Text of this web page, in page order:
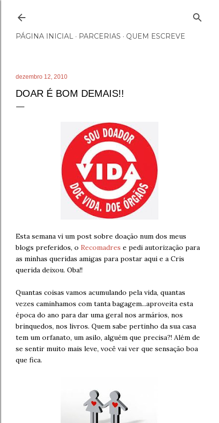
PÁGINA INICIAL PARCERIAS QUEM ESCREVE
dezembro 12, 2010
DOAR É BOM DEMAIS!!
Esta semana vi um post sobre doação num dos meus
blogs preferidos, o Recomadres e pedi autorização para
as minhas queridas amigas para postar aqui e a Cris
querida deixou. Oba!!
Quantas coisas vamos acumulando pela vida, quantas
vezes caminhamos com tanta bagagem...aproveita esta
época do ano para dar uma geral nos armários, nos
brinquedos, nos livros. Quem sabe pertinho da sua casa
tem um orfanato, um asilo, alguém que precisa?! Além de
se sentir muito mais leve, você vai ver que sensação boa
que fica.